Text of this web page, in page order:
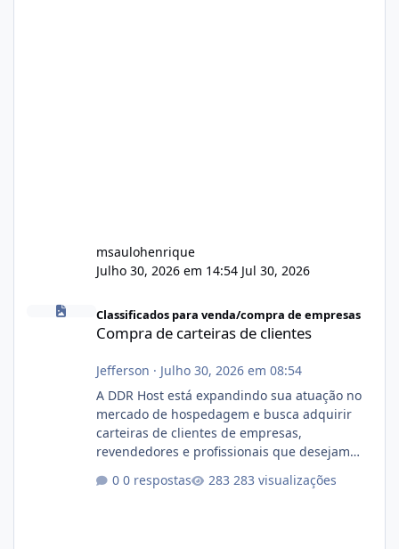
msaulohenrique
Julho 30, 2026 em 14:54 Jul 30, 2026
Compra de carteiras de clientes
Classificados para venda/compra de empresas
Compra de carteiras de clientes
Jefferson · Julho 30, 2026 em 08:54
A DDR Host está expandindo sua atuação no
mercado de hospedagem e busca adquirir
carteiras de clientes de empresas,
revendedores e profissionais que desejam
operação. Se você possui clientes ativos de
0 respostas 283 visualizações